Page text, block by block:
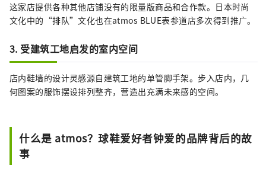
这家店提供各种其他店铺没有的限量版商品和合作款。日本时尚
文化中的“排队”文化也在atmos BLUE表参道店多次得到推广。
3. 受建筑工地启发的室内空间
店内鞋墙的设计灵感源自建筑工地的单管脚手架。步入店内，几
何图案的服饰摆设排列整齐，营造出充满未来感的空间。
什么是 atmos？球鞋爱好者钟爱的品牌背后的故
事